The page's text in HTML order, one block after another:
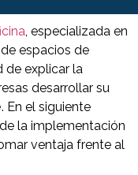
, especializada en
espacios de
de explicar la
desarrollar su
. En el siguiente
la implementación
ventaja frente al